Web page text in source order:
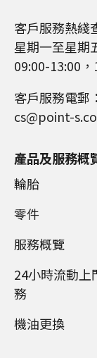
客戶服務熱綫
星期一至星期
09:00-13:00
客戶服務電郵：
cs@point-
產品及服務概
輪胎
零件
服務概覽
24小時流動上
務
機油更換